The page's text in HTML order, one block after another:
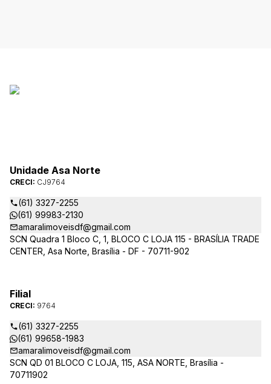
Unidade Asa Norte
CRECI: CJ9764
(61) 3327-2255
(61) 99983-2130
amaralimoveisdf@gmail.com
SCN Quadra 1 Bloco C, 1, BLOCO C LOJA 115 - BRASÍLIA TRADE
CENTER, Asa Norte, Brasília - DF - 70711-902
Filial
CRECI: 9764
(61) 3327-2255
(61) 99658-1983
amaralimoveisdf@gmail.com
SCN QD 01 BLOCO C LOJA, 115, ASA NORTE, Brasília -
70711902